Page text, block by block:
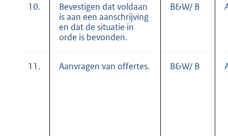
10.
Bevestigen dat voldaan
is aan een aanschrijving
en dat de situatie in
orde is bevonden.
B&W/ B
11. Aanvragen van offertes. B&W/ B